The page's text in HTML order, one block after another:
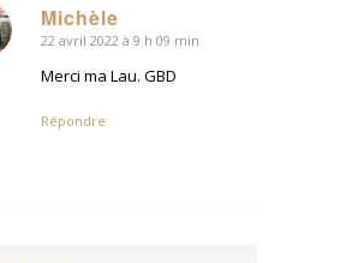
Michèle
dit
22 avril 2022 à 9 h 09 min
Merci ma Lau. GBD
Répondre